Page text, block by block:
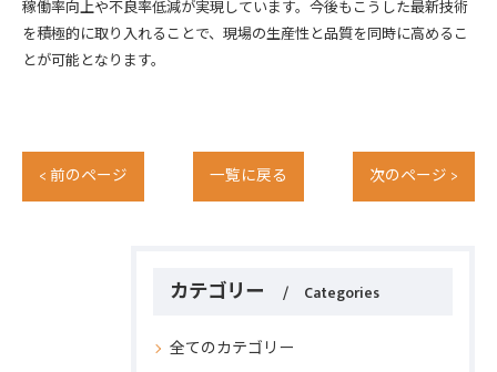
稼働率向上や不良率低減が実現しています。今後もこうした最新技術
を積極的に取り入れることで、現場の生産性と品質を同時に高めるこ
とが可能となります。
< 前のページ 一覧に戻る 次のページ >
カテゴリー Categories
全てのカテゴリー